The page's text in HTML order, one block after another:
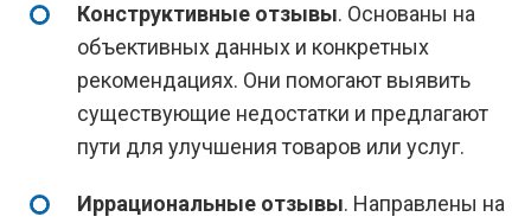
Конструктивные отзывы. Основаны на
объективных данных и конкретных
рекомендациях. Они помогают выявить
существующие недостатки и предлагают
пути для улучшения товаров или услуг.
Иррациональные отзывы. Направлены на